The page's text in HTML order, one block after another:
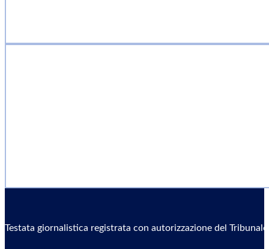
Testata giornalistica registrata con autorizzazione del